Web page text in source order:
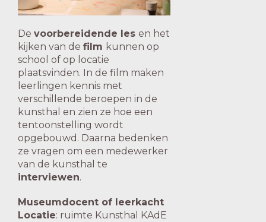
De voorbereidende les en het
kijken van de film kunnen op
school of op locatie
plaatsvinden. In de film maken
leerlingen kennis met
verschillende beroepen in de
kunsthal en zien ze hoe een
tentoonstelling wordt
opgebouwd. Daarna bedenken
ze vragen om een medewerker
van de kunsthal te
interviewen.
Museumdocent of leerkacht
Locatie: ruimte Kunsthal KAdE